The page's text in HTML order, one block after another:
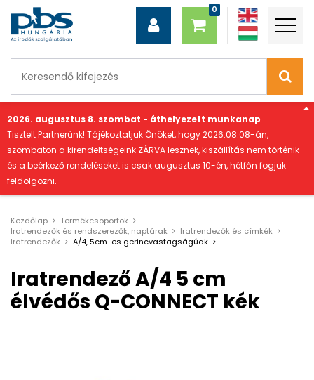
2026. augusztus 8. szombat - áthelyezett munkanap
Tisztelt Partnerünk! Tájékoztatjuk Önöket, hogy 2026.08.08-án,
szombaton a kirendeltségeink ZÁRVA lesznek, kiszállítás nem történik
és a beérkező rendeléseket is csak augusztus 10-én, hétfőn fogjuk
feldolgozni.
Kezdőlap
Termékcsoportok
Iratrendezők és rendszerezők, naptárak
Iratrendezők és címkék
Iratrendezők
A/4, 5cm-es gerincvastagságúak
Iratrendező A/4 5 cm
élvédős Q-CONNECT kék